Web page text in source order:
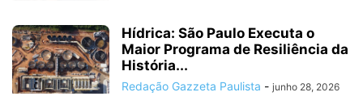
Hídrica: São Paulo Executa o
Maior Programa de Resiliência da
História...
Redação Gazzeta Paulista - junho 28, 2026